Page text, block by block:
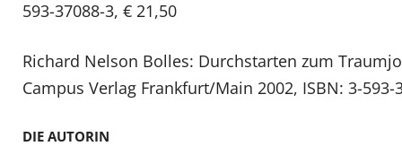
593-37088-3, € 21,50
Richard Nelson Bolles: Durchstarten zum
Campus Verlag Frankfurt/Main 2002, ISBN: 3-593-
DIE AUTORIN